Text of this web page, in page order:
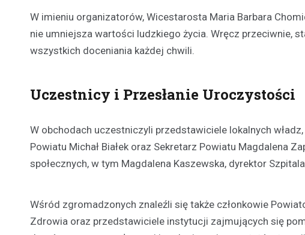
W imieniu organizatorów, Wicestarosta Maria Barbara
nie umniejsza wartości ludzkiego życia. Wręcz przeciwnie,
wszystkich doceniania każdej chwili.
Uczestnicy i Przesłanie Uroczystości
W obchodach uczestniczyli przedstawiciele lokalnych
Powiatu Michał Białek oraz Sekretarz Powiatu Magdalena
społecznych, w tym Magdalena Kaszewska, dyrektor
Wśród zgromadzonych znaleźli się także członkowie
Zdrowia oraz przedstawiciele instytucji zajmujących się